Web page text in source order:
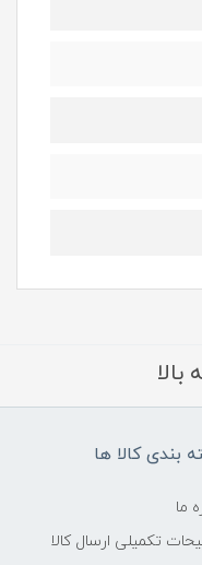
بندی کالا ها
ما
تکمیلی ارسال کالا